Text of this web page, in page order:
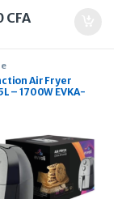
CFA
Air Fryer
– 1700W EVKA-